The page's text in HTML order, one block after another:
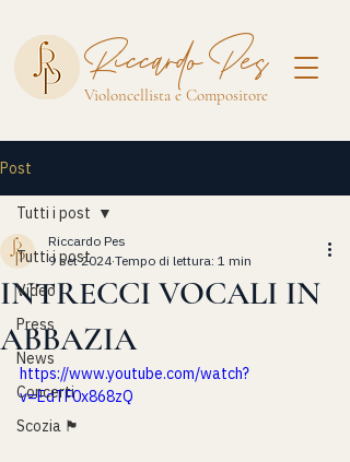
Riccardo Pes
Violoncellista e Compositore
Post
Tutti i post
Video
Press
News
Concerti
Scozia 🏴󠁧󠁢󠁳󠁣󠁴󠁿
Tutti i post
INTRECCI VOCALI IN
ABBAZIA
Riccardo Pes
9 set 2024 Tempo di lettura: 1 min
https://www.youtube.com/watch?
v=EdTF0x868zQ